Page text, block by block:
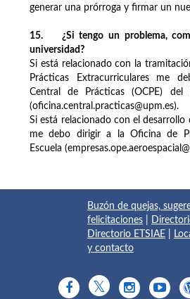
generar una prórroga y firmar un
15. ¿Si tengo un problema,
universidad?
Si está relacionado con la
Prácticas Extracurriculares me
Central de Prácticas (OCPE)
(oficina.central.practicas@upm.es).
Si está relacionado con el desarrollo
me debo dirigir a la Oficina de
Escuela
Buzón de quejas,
felicitaciones
Directorio ETSIAE
y contacto